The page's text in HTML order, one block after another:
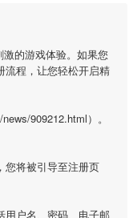
的游戏体验。如果您
流程，让您轻松开启精
909212.html）。
您将被引导至注册页
用户名、密码、电子邮